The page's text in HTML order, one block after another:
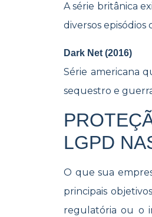
A série britânica
diversos episódios
Dark Net (2016)
Série americana
sequestro e
LGPD
O que sua
principais
regulatória ou o